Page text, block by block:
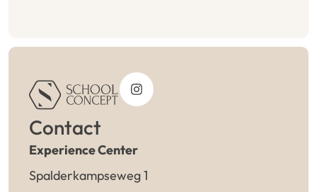
Contact
Experience Center
Spalderkampseweg 1